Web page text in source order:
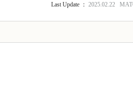
Last Update ： 2025.02.22